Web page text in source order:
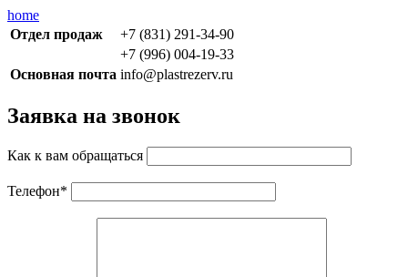
home
Отдел продаж
+7 (831) 291-34-90
+7 (996) 004-19-33
Основная почта info@plastrezerv.ru
Заявка на звонок
Как к вам обращаться
Телефон*